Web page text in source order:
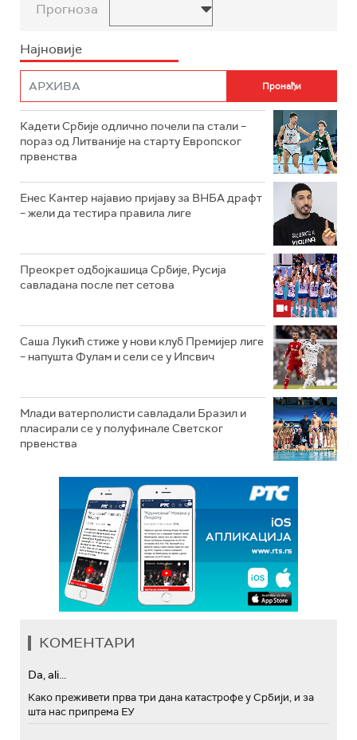
Прогноза
Најновије
Кадети Србије одлично почели па стали –
пораз од Литваније на старту Европског
првенства
Енес Кантер најавио пријаву за ВНБА драфт
– жели да тестира правила лиге
Преокрет одбојкашица Србије, Русија
савладана после пет сетова
Саша Лукић стиже у нови клуб Премијер лиге
– напушта Фулам и сели се у Ипсвич
Млади ватерполисти савладали Бразил и
пласирали се у полуфинале Светског
првенства
КОМЕНТАРИ
Da, ali...
Како преживети прва три дана катастрофе у Србији, и за
шта нас припрема ЕУ